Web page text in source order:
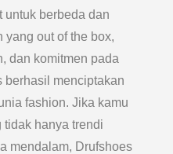
untuk berbeda dan
out of the box,
dan komitmen pada
berhasil menciptakan
fashion. Jika kamu
hanya trendi
mendalam, Drufshoes